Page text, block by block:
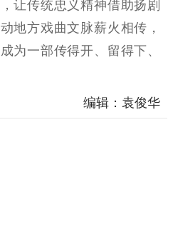
让传统忠义精神借助扬剧
地方戏曲文脉薪火相传，
为一部传得开、留得下、
编辑：袁俊华